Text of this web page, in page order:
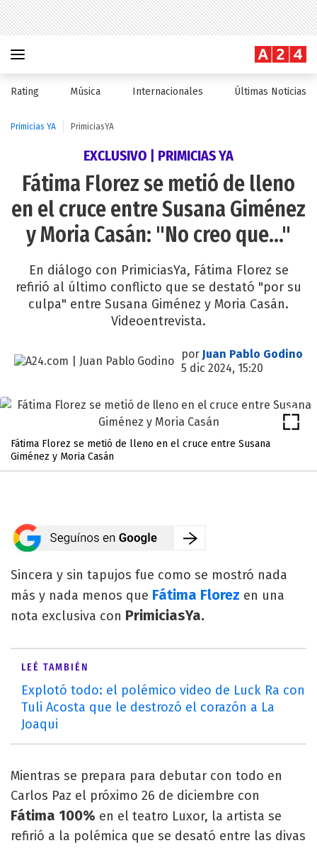
Rating Música Internacionales Últimas Noticias
Primicias YA PrimiciasYA
EXCLUSIVO | PRIMICIAS YA
Fátima Florez se metió de lleno
en el cruce entre Susana Giménez
y Moria Casán: "No creo que..."
En diálogo con PrimiciasYa, Fátima Florez se
refirió al último conflicto que se destató "por su
culpa" entre Susana Giménez y Moria Casán.
Videoentrevista.
por Juan Pablo Godino
5 dic 2024, 15:20
Fátima Florez se metió de lleno en el cruce entre Susana
Giménez y Moria Casán
Sincera y sin tapujos fue como se mostró nada
más y nada menos que Fátima Florez en una
nota exclusiva con PrimiciasYa.
LEÉ TAMBIÉN
Explotó todo: el polémico video de Luck Ra con
Tuli Acosta que le destrozó el corazón a La
Joaqui
Mientras se prepara para debutar con todo en
Carlos Paz el próximo 26 de diciembre con
Fátima 100% en el teatro Luxor, la artista se
refirió a la polémica que se desató entre las divas